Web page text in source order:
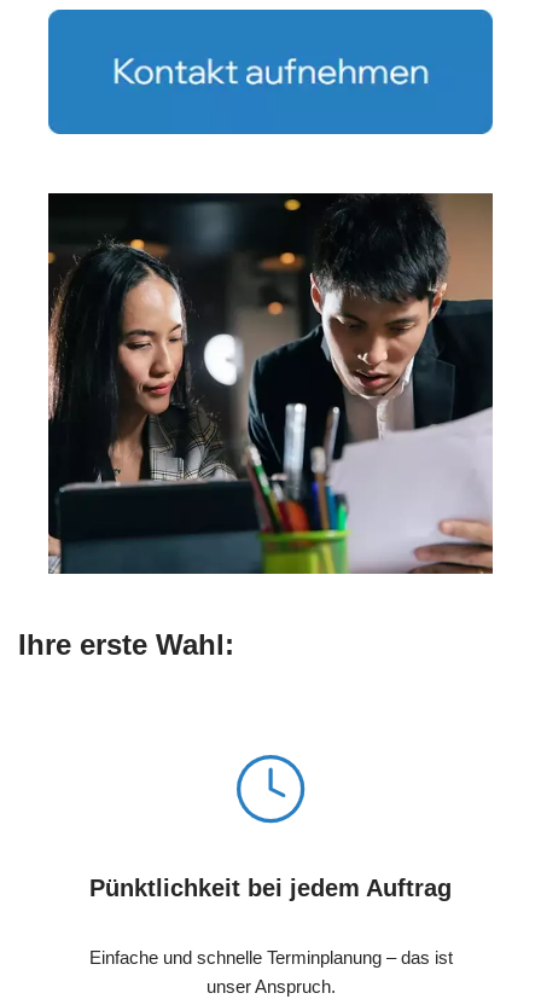
Ihre erste Wahl:
Pünktlichkeit bei jedem Auftrag
Einfache und schnelle Terminplanung – das ist
unser Anspruch.